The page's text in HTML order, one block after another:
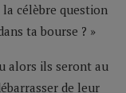
célèbre question
ta bourse ? »
alors ils seront au
de leur